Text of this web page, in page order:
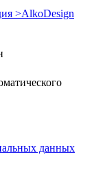
данных